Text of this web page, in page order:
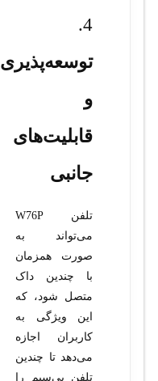
4.
توسعه‌پذیری
و
قابلیت‌های
جانبی
تلفن W76P
می‌تواند به
صورت همزمان
با چندین داک
متصل شود، که
این ویژگی به
کاربران اجازه
می‌دهد تا چندین
تلفن بی‌سیم را